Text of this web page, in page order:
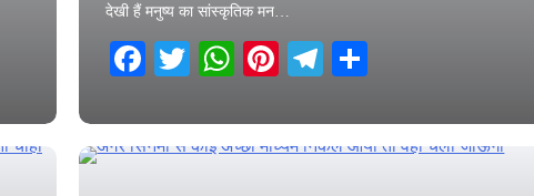
देखी हैं मनुष्य का सांस्कृतिक मन…
Facebook
TwitterWhatsApp
PinterestTelegram
19 August 2025